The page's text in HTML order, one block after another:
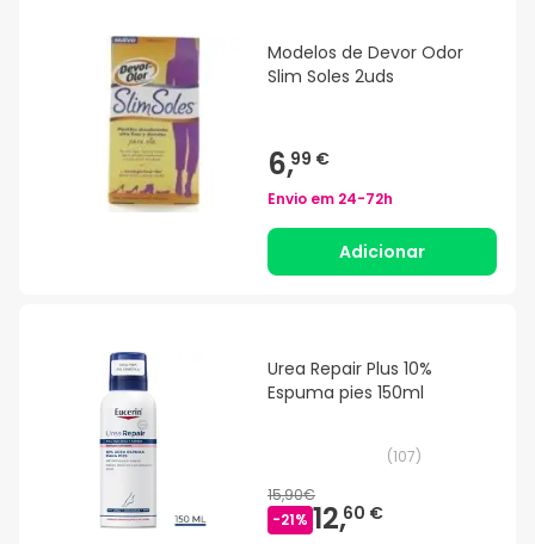
Modelos de Devor Odor
Slim Soles 2uds
6,99 €
Envio em 24-72h
Adicionar
Urea Repair Plus 10%
Espuma pies 150ml
(107)
15,90€
-21% 12,60 €